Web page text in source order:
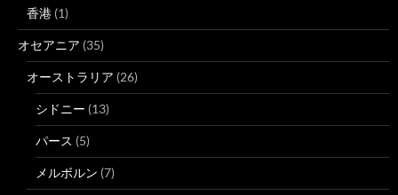
香港 (1)
オセアニア (35)
オーストラリア (26)
シドニー (13)
パース (5)
メルボルン (7)